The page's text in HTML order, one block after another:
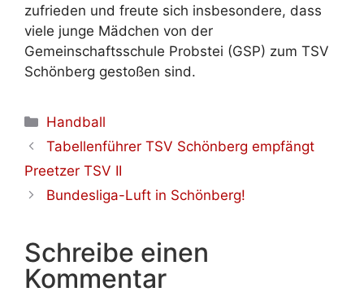
zufrieden und freute sich insbesondere, dass
viele junge Mädchen von der
Gemeinschaftsschule Probstei (GSP) zum TSV
Schönberg gestoßen sind.
Kategorien
Handball
Tabellenführer TSV Schönberg empfängt
Preetzer TSV II
Bundesliga-Luft in Schönberg!
Schreibe einen
Kommentar